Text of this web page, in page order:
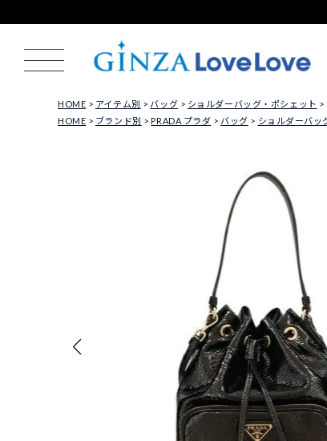
HOME アイテム別 バッグ ショルダーバッグ・ポシェット
HOME
ブランド別 PRADA プラダ バッグ ショルダーバッ